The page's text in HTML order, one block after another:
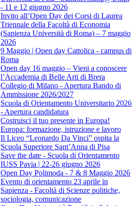
- 11 e 12 giugno 2026
Invito all’Open Day dei Corsi di Laurea
Triennale della Facoltà di Economia
(Sapienza Università di Roma) – 7 maggio
2026
9 Maggio | Open day Cattolica - campus di
Roma
Open day 16 maggio – Vieni a conoscere
l’Accademia di Belle Arti di Brera
Collegio di Milano - Apertura Bando di
Ammissione 2026/2027
Scuola di Orientamento Universitario 2026
- Apertura candidatura
Costruisci il tuo presente in Europa!
Europa: formazione, istruzione e lavoro
Il Liceo “Leonardo Da Vinci” ospita la
Scuola Superiore Sant’Anna di Pisa
Save the date - Scuola di Orientamento
IUSS Pavia | 22-26 giugno 2026
Open Day Polimoda - 7 & 8 Maggio 2026
Evento di orientamento 23 aprile in
Sapienza - Facoltà di Scienze politiche,
sociologia, comunicazione